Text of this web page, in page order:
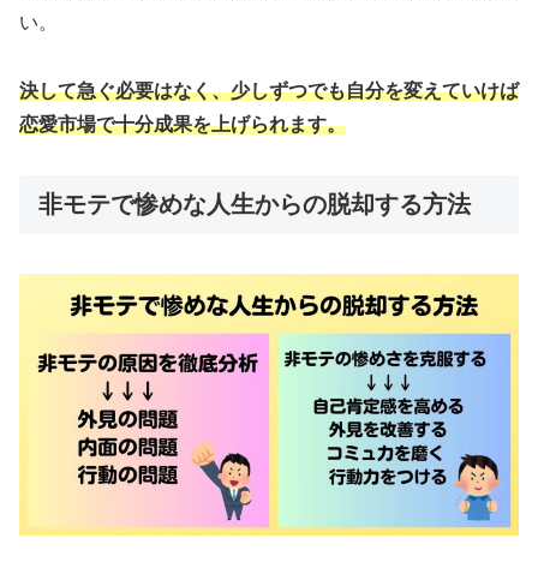
い。
決して急ぐ必要はなく、少しずつでも自分を変えていけば
恋愛市場で十分成果を上げられます。
非モテで惨めな人生からの脱却する方法